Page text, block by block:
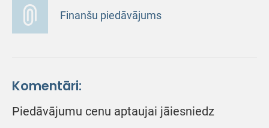
Finanšu piedāvājums
Komentāri:
Piedāvājumu cenu aptaujai jāiesniedz